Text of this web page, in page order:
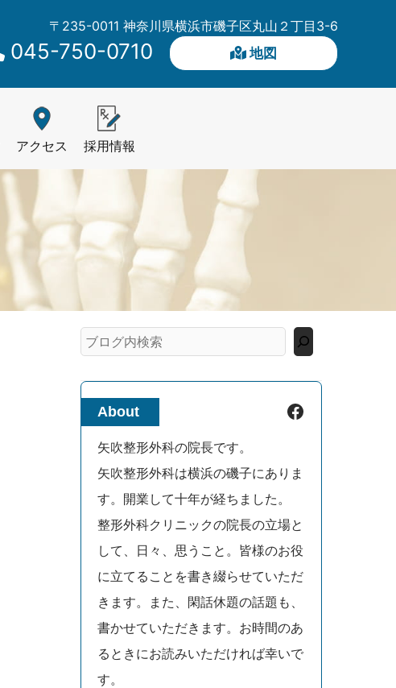
〒235-0011 神奈川県横浜市磯子区丸山２丁目3-6
045-750-0710 地図
アクセス 採用情報
検
索
About Facebook
矢吹整形外科の院長です。
矢吹整形外科は横浜の磯子にありま
す。開業して十年が経ちました。
整形外科クリニックの院長の立場と
して、日々、思うこと。皆様のお役
に立てることを書き綴らせていただ
きます。また、閑話休題の話題も、
書かせていただきます。お時間のあ
るときにお読みいただければ幸いで
す。